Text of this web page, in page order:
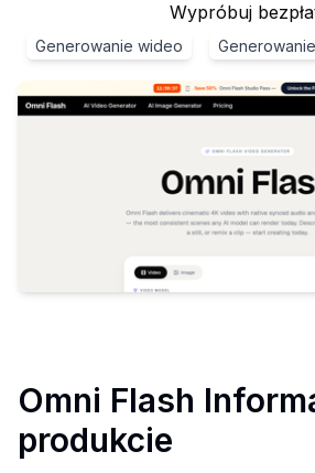
Wypróbuj
Generowanie wideo
Omni Flash
produkcie